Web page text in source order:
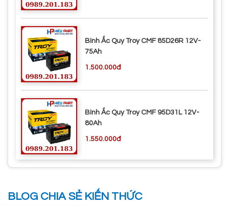
Bình Ắc Quy Troy CMF 85D26R 12V-
75Ah
1.500.000đ
Bình Ắc Quy Troy CMF 95D31L 12V-
80Ah
1.550.000đ
BLOG CHIA SẺ KIẾN THỨC